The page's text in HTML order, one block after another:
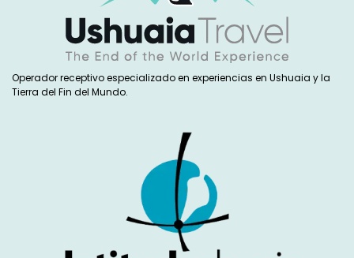
Operador receptivo especializado en experiencias en Ushuaia y la
Tierra del Fin del Mundo.